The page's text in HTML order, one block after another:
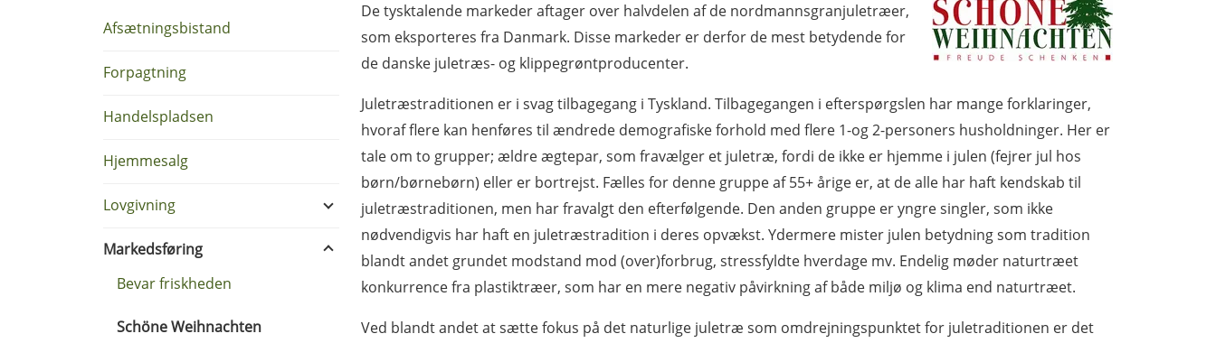
Afsætningsbistand
Forpagtning
Handelspladsen
Hjemmesalg
Lovgivning
Markedsføring
Bevar friskheden
Schöne Weihnachten
De tysktalende markeder aftager over halvdelen af de nordmannsgranjuletræer,
som eksporteres fra Danmark. Disse markeder er derfor de mest betydende for
de danske juletræs- og klippegrøntproducenter.
Juletræstraditionen er i svag tilbagegang i Tyskland. Tilbagegangen i efterspørgslen har mange forklaringer,
hvoraf flere kan henføres til ændrede demografiske forhold med flere 1-og 2-personers husholdninger. Her er
tale om to grupper; ældre ægtepar, som fravælger et juletræ, fordi de ikke er hjemme i julen (fejrer jul hos
børn/børnebørn) eller er bortrejst. Fælles for denne gruppe af 55+ årige er, at de alle har haft kendskab til
juletræstraditionen, men har fravalgt den efterfølgende. Den anden gruppe er yngre singler, som ikke
nødvendigvis har haft en juletræstradition i deres opvækst. Ydermere mister julen betydning som tradition
blandt andet grundet modstand mod (over)forbrug, stressfyldte hverdage mv. Endelig møder naturtræet
konkurrence fra plastiktræer, som har en mere negativ påvirkning af både miljø og klima end naturtræet.
Ved blandt andet at sætte fokus på det naturlige juletræ som omdrejningspunktet for juletraditionen er det